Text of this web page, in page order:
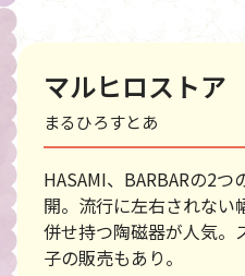
マルヒロストア
まるひろすとあ
HASAMI、BARBARの2
開。流行に左右されない
併せ持つ陶磁器が人気。
子の販売もあり。